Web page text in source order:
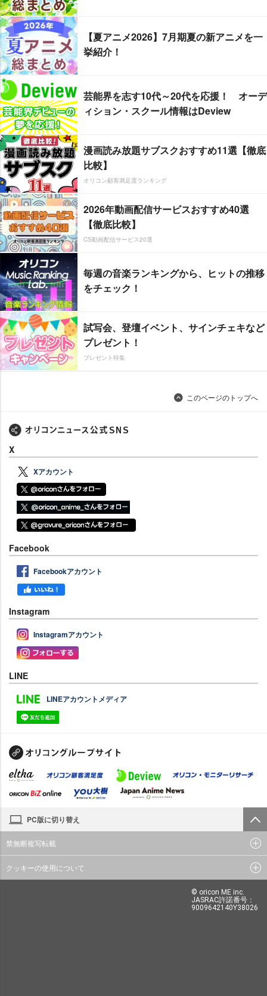
【夏アニメ2026】7月期夏の新アニメを一
挙紹介！
芸能界を志す10代～20代を応援！ オーデ
ィション・スクール情報はDeview
漫画読み放題サブスクおすすめ11選【徹底
比較】
オリコン顧客満足度ランキング
2026年動画配信サービスおすすめ40選
【徹底比較】
CS動画配信サービス20選
毎週の音楽ランキングから、ヒットの推移
をチェック！
試写会、登壇イベント、サインチェキなど
プレゼント！
プレゼント特集
このページのトップへ
X
Xアカウント
Facebook
Facebookアカウント
Instagram
Instagramアカウント
LINE
LINEアカウントメディア
PC版に切り替え
禁無断複写転載
クッキーの使用について
© oricon ME inc.
JASRAC許諾番号：
9009642140Y38026